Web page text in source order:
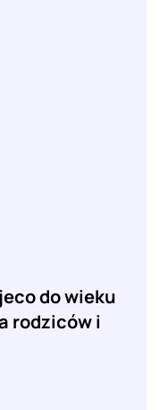
do wieku
rodziców i